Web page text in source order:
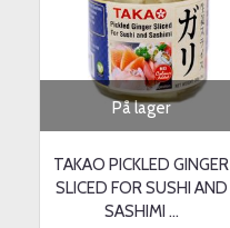
På lager
TAKAO PICKLED GINGER
SLICED FOR SUSHI AND
SASHIMI ...